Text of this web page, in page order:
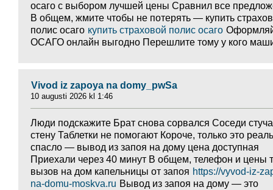
осаго с выбором лучшей цены Сравнил все
В общем, жмите чтобы не потерять — купить
полис осаго купить страховой полис осаго
ОСАГО онлайн выгодно Перешлите тому у кого
Vivod iz zapoya na domy_pwSa
10 augusti 2026 kl 1:46
Люди подскажите Брат снова сорвался Соседи
стену Таблетки не помогают Короче, только это
спасло — вывод из запоя на дому цена доступная
Приехали через 40 минут В общем, телефон и цены
вызов на дом капельницы от запоя https://vyvod-iz-
na-domu-moskva.ru Вывод из запоя на дому — это